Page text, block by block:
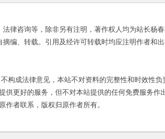
律咨询等，除非另有注明，著作权人均为站长杨春
编、转载。引用及经许可转载时均应注明作者和
成法律意见，本站不对资料的完整性和时效性负
更好的服务，但不对本站提供的任何免费服务作
者联系，版权归原作者所有。